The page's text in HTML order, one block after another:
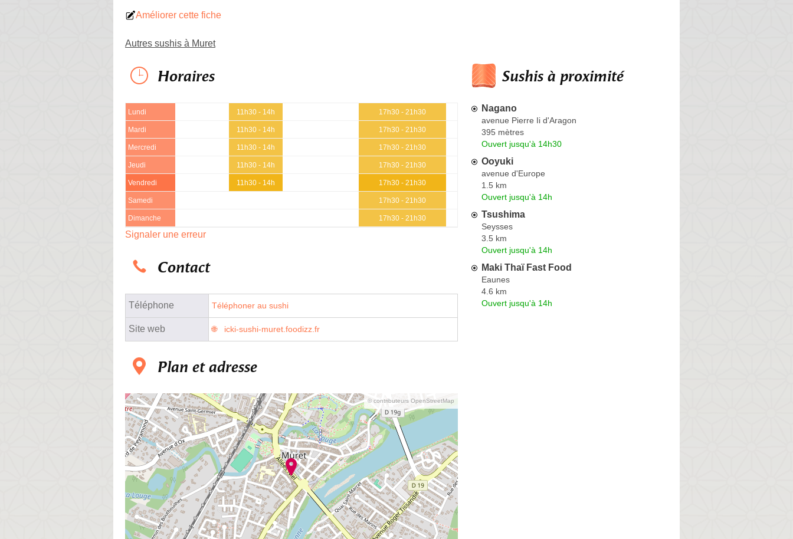
Améliorer cette fiche
Autres sushis à Muret
Horaires
Lundi 11h30 - 14h 17h30 - 21h30
Mardi 11h30 - 14h 17h30 - 21h30
Mercredi 11h30 - 14h 17h30 - 21h30
Jeudi 11h30 - 14h 17h30 - 21h30
Vendredi 11h30 - 14h 17h30 - 21h30
Samedi 17h30 - 21h30
Dimanche 17h30 - 21h30
Signaler une erreur
Contact
Téléphone Téléphoner au sushi
Site web icki-sushi-muret.foodizz.fr
Plan et adresse
© contributeurs OpenStreetMap
Sushis à proximité
Nagano
avenue Pierre Ii d'Aragon
395 mètres
Ouvert jusqu'à 14h30
Ooyuki
avenue d'Europe
1.5 km
Ouvert jusqu'à 14h
Tsushima
Seysses
3.5 km
Ouvert jusqu'à 14h
Maki Thaï Fast Food
Eaunes
4.6 km
Ouvert jusqu'à 14h